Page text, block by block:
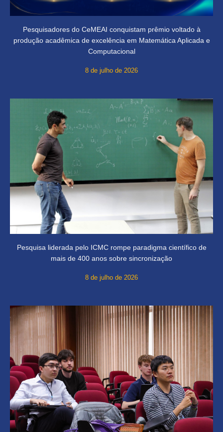
Pesquisadores do CeMEAI conquistam prêmio voltado à
produção acadêmica de excelência em Matemática Aplicada e
Computacional
8 de julho de 2026
Pesquisa liderada pelo ICMC rompe paradigma científico de
mais de 400 anos sobre sincronização
8 de julho de 2026